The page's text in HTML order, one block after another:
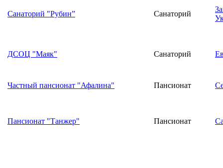
Санаторий "Рубин” Санаторий
ДСОЦ "Маяк" Санаторий
Частный пансионат "Афалина" Пансионат
Пансионат "Танжер" Пансионат